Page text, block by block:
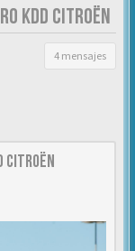
KDD CITROËN
4 mensajes
Citroën